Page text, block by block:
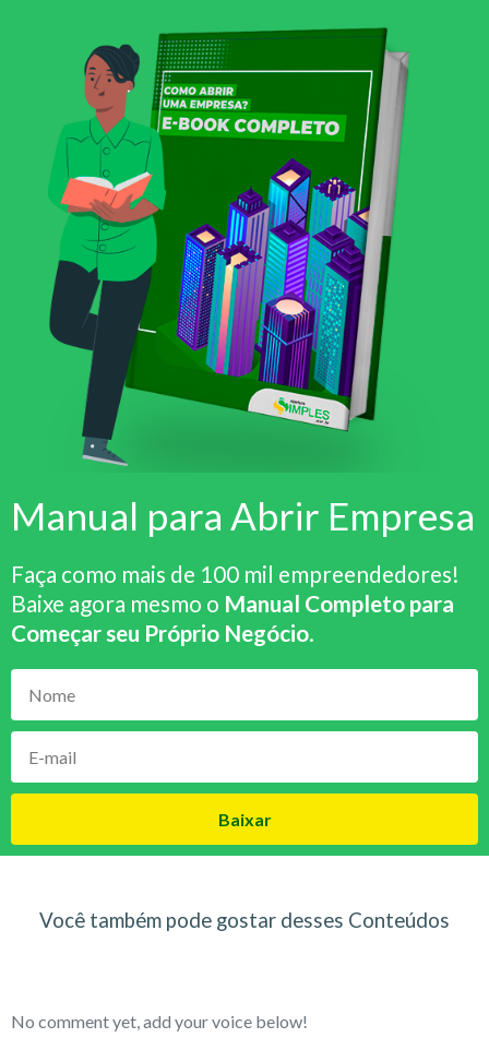
Manual para Abrir Empresa
Faça como mais de 100 mil empreendedores!
Baixe agora mesmo o Manual Completo para
Começar seu Próprio Negócio.
Baixar
Você também pode gostar desses Conteúdos
No comment yet, add your voice below!